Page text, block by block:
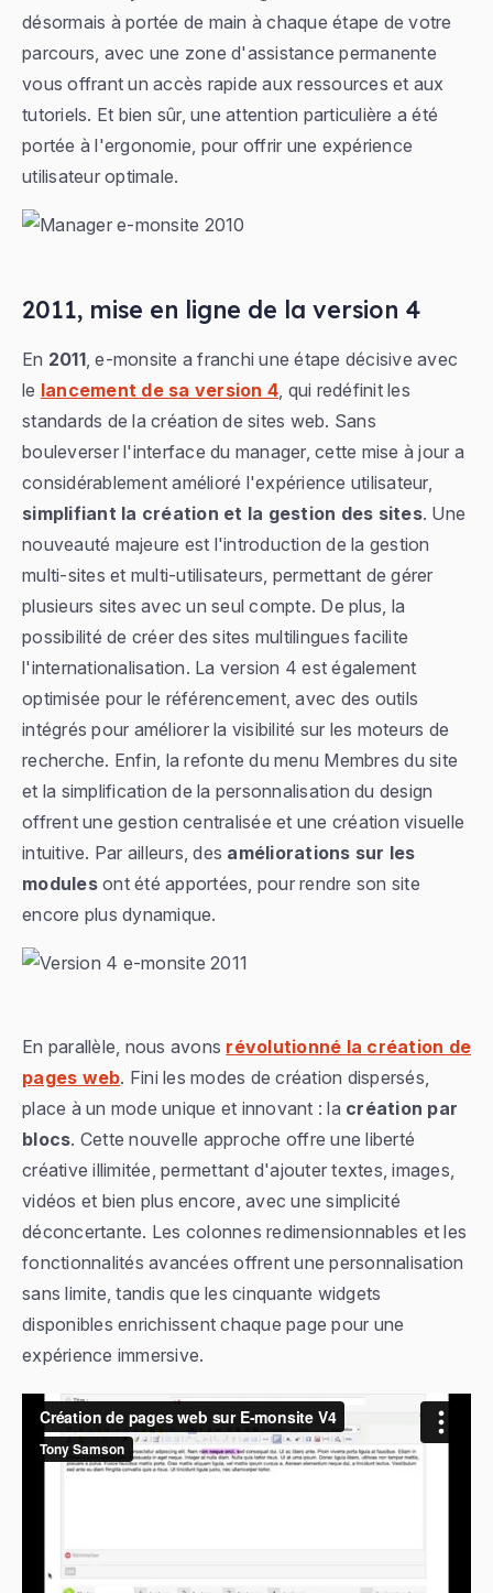
désormais à portée de main à chaque étape de votre
parcours, avec une zone d'assistance permanente
vous offrant un accès rapide aux ressources et aux
tutoriels. Et bien sûr, une attention particulière a été
portée à l'ergonomie, pour offrir une expérience
utilisateur optimale.
2011, mise en ligne de la version 4
En 2011, e-monsite a franchi une étape décisive avec
le lancement de sa version 4 , qui redéfinit les
standards de la création de sites web. Sans
bouleverser l'interface du manager, cette mise à jour a
considérablement amélioré l'expérience utilisateur,
simplifiant la création et la gestion des sites. Une
nouveauté majeure est l'introduction de la gestion
multi-sites et multi-utilisateurs, permettant de gérer
plusieurs sites avec un seul compte. De plus, la
possibilité de créer des sites multilingues facilite
l'internationalisation. La version 4 est également
optimisée pour le référencement, avec des outils
intégrés pour améliorer la visibilité sur les moteurs de
recherche. Enfin, la refonte du menu Membres du site
et la simplification de la personnalisation du design
offrent une gestion centralisée et une création visuelle
intuitive. Par ailleurs, des améliorations sur les
modulesont été apportées, pour rendre son site
encore plus dynamique.
En parallèle, nous avons révolutionné la création de
pages web. Fini les modes de création dispersés,
place à un mode unique et innovant : la création par
blocs. Cette nouvelle approche offre une liberté
créative illimitée, permettant d'ajouter textes, images,
vidéos et bien plus encore, avec une simplicité
déconcertante. Les colonnes redimensionnables et les
fonctionnalités avancées offrent une personnalisation
sans limite, tandis que les cinquante widgets
disponibles enrichissent chaque page pour une
expérience immersive.